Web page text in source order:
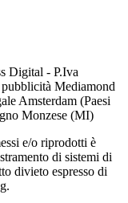
Digital - P.Iva
Mediamond
Amsterdam (Paesi
Monzese (MI)
e/o riprodotti è
di sistemi di
divieto espresso di